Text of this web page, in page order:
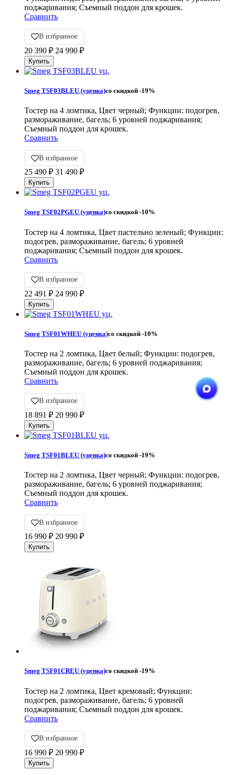
поджаривания; Съемный поддон для крошек.
Сравнить
В избранное
20 390 ₽ 24 990 ₽
Smeg TSF03BLEU (уценка)со скидкой -19%
Тостер на 4 ломтика, Цвет черный; Функции: подогрев,
размораживание, багель; 6 уровней поджаривания;
Съемный поддон для крошек.
Сравнить
В избранное
25 490 ₽ 31 490 ₽
Smeg TSF02PGEU (уценка)со скидкой -10%
Тостер на 4 ломтика, Цвет пастельно зеленый; Функции:
подогрев, размораживание, багель; 6 уровней
поджаривания; Съемный поддон для крошек.
Сравнить
В избранное
22 491 ₽ 24 990 ₽
Smeg TSF01WHEU (уценка)со скидкой -10%
Тостер на 2 ломтика, Цвет белый; Функции: подогрев,
размораживание, багель; 6 уровней поджаривания;
Съемный поддон для крошек.
Сравнить
В избранное
18 891 ₽ 20 990 ₽
Smeg TSF01BLEU (уценка)со скидкой -19%
Тостер на 2 ломтика, Цвет черный; Функции: подогрев,
размораживание, багель; 6 уровней поджаривания;
Съемный поддон для крошек.
Сравнить
В избранное
16 990 ₽ 20 990 ₽
Smeg TSF01CREU (уценка)со скидкой -19%
Тостер на 2 ломтика, Цвет кремовый; Функции:
подогрев, размораживание, багель; 6 уровней
поджаривания; Съемный поддон для крошек.
Сравнить
В избранное
16 990 ₽ 20 990 ₽